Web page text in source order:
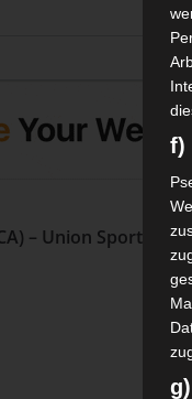
– Union Sportive
f)